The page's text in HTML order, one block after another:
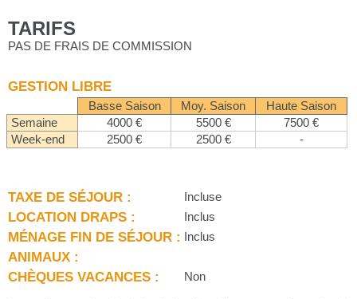
TARIFS
PAS DE FRAIS DE COMMISSION
GESTION LIBRE
Basse Saison Moy. Saison
Haute Saison
Semaine
4000 € 5500 €
7500 €
Week-end
2500 € 2500 € -
TAXE DE SÉJOUR : Incluse
LOCATION DRAPS : Inclus
MÉNAGE FIN DE SÉJOUR : Inclus
ANIMAUX :
CHÈQUES VACANCES :
Non